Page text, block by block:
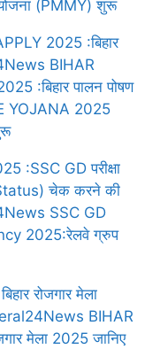
(PMMY) शुरू
2025 :बिहार
BIHAR
:बिहार पालन पोषण
YOJANA 2025
:SSC GD परीक्षा
चेक करने की
SSC GD
2025:रेलवे ग्रुप
रोजगार मेला
BIHAR
मेला 2025 जानिए